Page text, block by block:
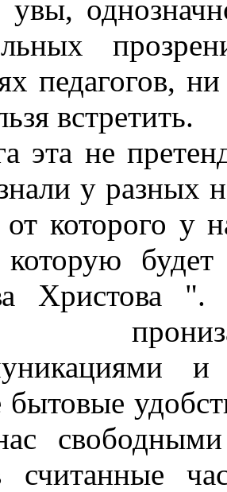
педагогов,
встретить.
не
у разных
которого у
будет
Христова
бытовые
считанные